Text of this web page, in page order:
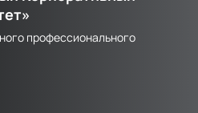
профессионального